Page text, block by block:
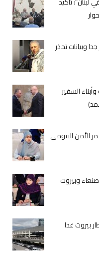
وبيانات تحذر
السفير
الأمن القومي
وبيروت
بيروت غدا